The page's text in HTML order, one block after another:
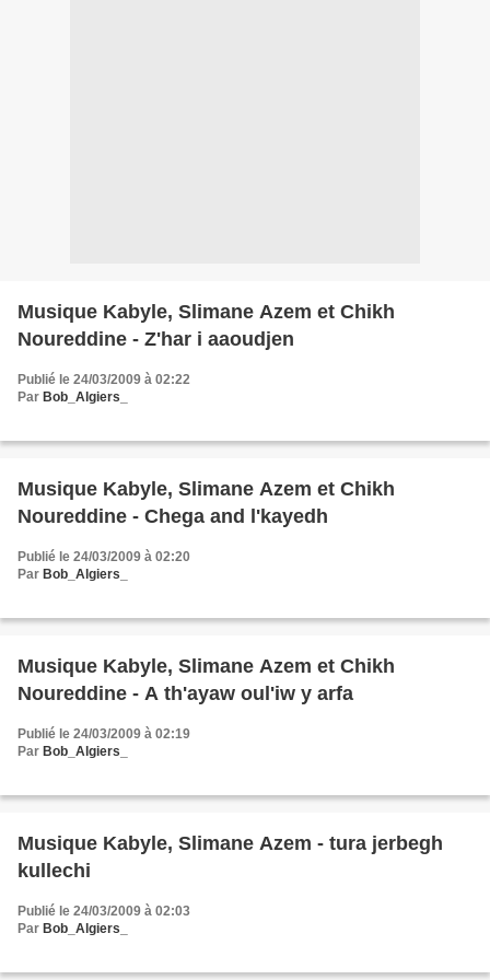
Musique Kabyle, Slimane Azem et Chikh
Noureddine - Z'har i aaoudjen
Publié le 24/03/2009 à 02:22
Par Bob_Algiers_
Musique Kabyle, Slimane Azem et Chikh
Noureddine - Chega and l'kayedh
Publié le 24/03/2009 à 02:20
Par Bob_Algiers_
Musique Kabyle, Slimane Azem et Chikh
Noureddine - A th'ayaw oul'iw y arfa
Publié le 24/03/2009 à 02:19
Par Bob_Algiers_
Musique Kabyle, Slimane Azem - tura jerbegh
kullechi
Publié le 24/03/2009 à 02:03
Par Bob_Algiers_